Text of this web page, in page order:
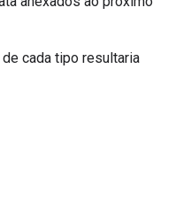
cada tipo resultaria